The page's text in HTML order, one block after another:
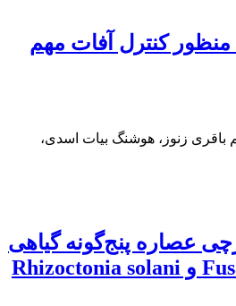
منظور کنترل آفات مهم
باقری زنوز، هوشنگ بیات اسدی،
عصاره پنج‌گونه گیاهی
علیه Fusarium solani و Rhizoctonia solani